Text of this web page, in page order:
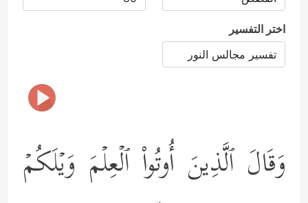
اختر التفسير
وَقَالَ ٱلَّذِینَ أُوتُواْ ٱلۡعِلۡمَ وَیۡلَكُمۡ